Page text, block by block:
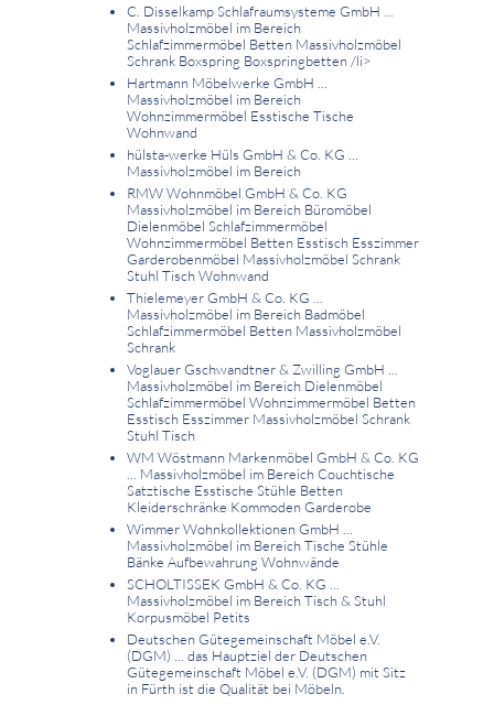
C. Disselkamp Schlafraumsysteme GmbH ...
Massivholzmöbel im Bereich
Schlafzimmermöbel Betten Massivholzmöbel
Schrank Boxspring Boxspringbetten /li>
Hartmann Möbelwerke GmbH ...
Massivholzmöbel im Bereich
Wohnzimmermöbel Esstische Tische
Wohnwand
hülsta-werke Hüls GmbH & Co. KG ...
Massivholzmöbel im Bereich
RMW Wohnmöbel GmbH & Co. KG
Massivholzmöbel im Bereich Büromöbel
Dielenmöbel Schlafzimmermöbel
Wohnzimmermöbel Betten Esstisch Esszimmer
Garderobenmöbel Massivholzmöbel Schrank
Stuhl Tisch Wohnwand
Thielemeyer GmbH & Co. KG ...
Massivholzmöbel im Bereich Badmöbel
Schlafzimmermöbel Betten Massivholzmöbel
Schrank
Voglauer Gschwandtner & Zwilling GmbH ...
Massivholzmöbel im Bereich Dielenmöbel
Schlafzimmermöbel Wohnzimmermöbel Betten
Esstisch Esszimmer Massivholzmöbel Schrank
Stuhl Tisch
WM Wöstmann Markenmöbel GmbH & Co. KG
... Massivholzmöbel im Bereich Couchtische
Satztische Esstische Stühle Betten
Kleiderschränke Kommoden Garderobe
Wimmer Wohnkollektionen GmbH ...
Massivholzmöbel im Bereich Tische Stühle
Bänke Aufbewahrung Wohnwände
SCHOLTISSEK GmbH & Co. KG ...
Massivholzmöbel im Bereich Tisch & Stuhl
Korpusmöbel Petits
Deutschen Gütegemeinschaft Möbel e.V.
(DGM) ... das Hauptziel der Deutschen
Gütegemeinschaft Möbel e.V. (DGM) mit Sitz
in Fürth ist die Qualität bei Möbeln.